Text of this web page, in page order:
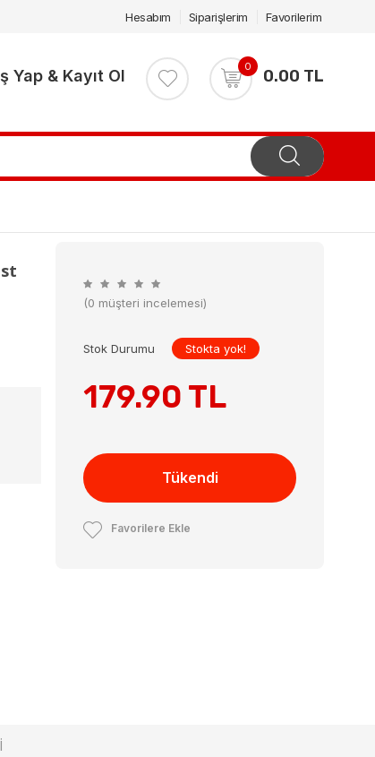
Hesabım Siparişlerim Favorilerim
Yap & Kayıt Ol 0 0.00 TL
(0 müşteri incelemesi)
Stok Durumu Stokta yok!
179.90 TL
Tükendi
Favorilere Ekle